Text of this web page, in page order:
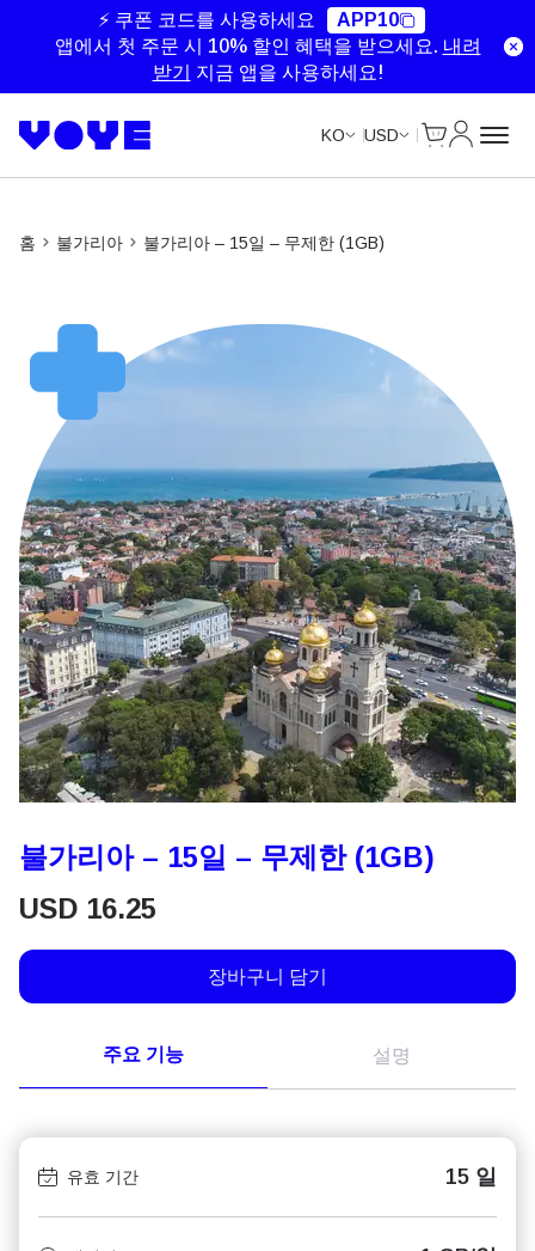
⚡ 쿠폰 코드를 사용하세요
APP10
앱에서 첫 주문 시 10% 할인 혜택을 받으세요. 내려
받기
지금 앱을 사용하세요!
KO USD
홈 불가리아 불가리아 – 15일 – 무제한 (1GB)
불가리아 – 15일 – 무제한 (1GB)
USD 16.25
장바구니 담기
주요 기능 설명
유효 기간 15 일
Unlimited Data
Unlimited Data
Unlimited Data
Unlimited Data